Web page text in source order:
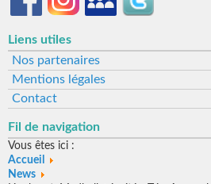
Liens utiles
Nos partenaires
Mentions légales
Contact
Fil de navigation
Vous êtes ici :
Accueil
News